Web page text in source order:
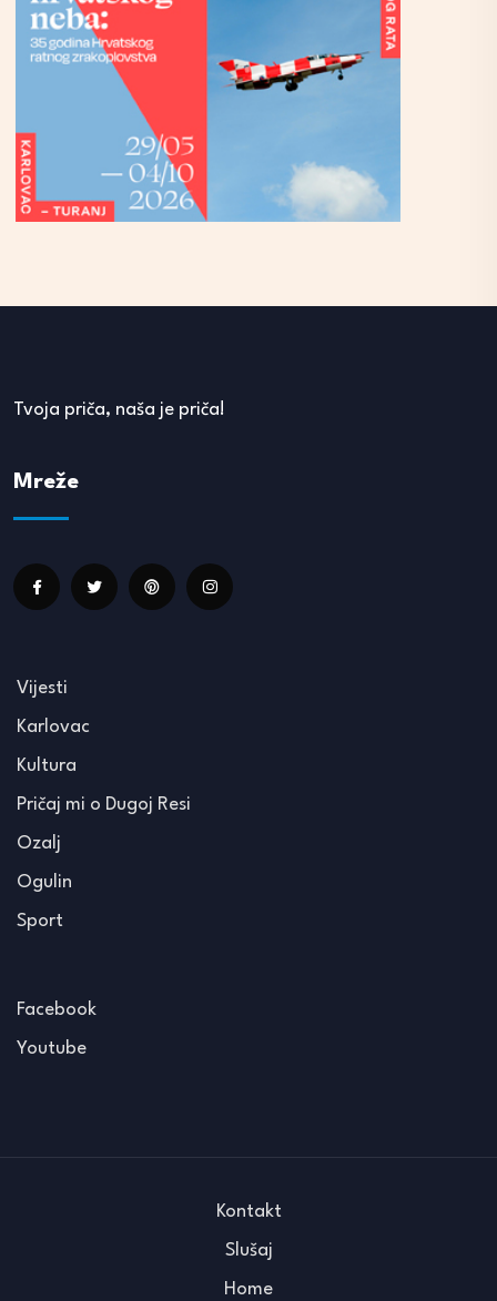
Tvoja priča, naša je priča!
Mreže
Vijesti
Karlovac
Kultura
Pričaj mi o Dugoj Resi
Ozalj
Ogulin
Sport
Facebook
Youtube
Kontakt
Slušaj
Home